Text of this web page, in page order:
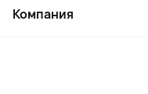
Косметика и уход
Как заказать
Компания